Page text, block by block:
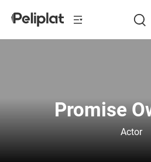
Promise
Actor